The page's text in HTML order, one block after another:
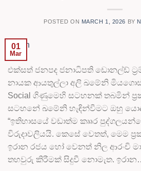
POSTED ON MARCH 1, 2026 BY
01
Mar
එක්සත් ජනපද ජනාධිපති ඩොනල්ඩ්
නායක ආයතුල්ලා අලි ඛමේනි
Social ගිණුමෙහි සටහනක් තබමින්
සටහනේ ඛමේනි හැඳින්වීමට ඔහු
“ඉතිහාසයේ වඩාත්ම කෲර
විරුදාවලියයි. කෙසේ වෙතත්, මෙම
ඉරාන රජය හෝ වෙනත් නිල ආරංචි
තහවුරු කිරීමක් සිදුවී නොමැත.